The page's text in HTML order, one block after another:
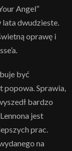
Angel”
dwudzieste.
oprawę i
być
Sprawia,
bardzo
jest
prac.
na